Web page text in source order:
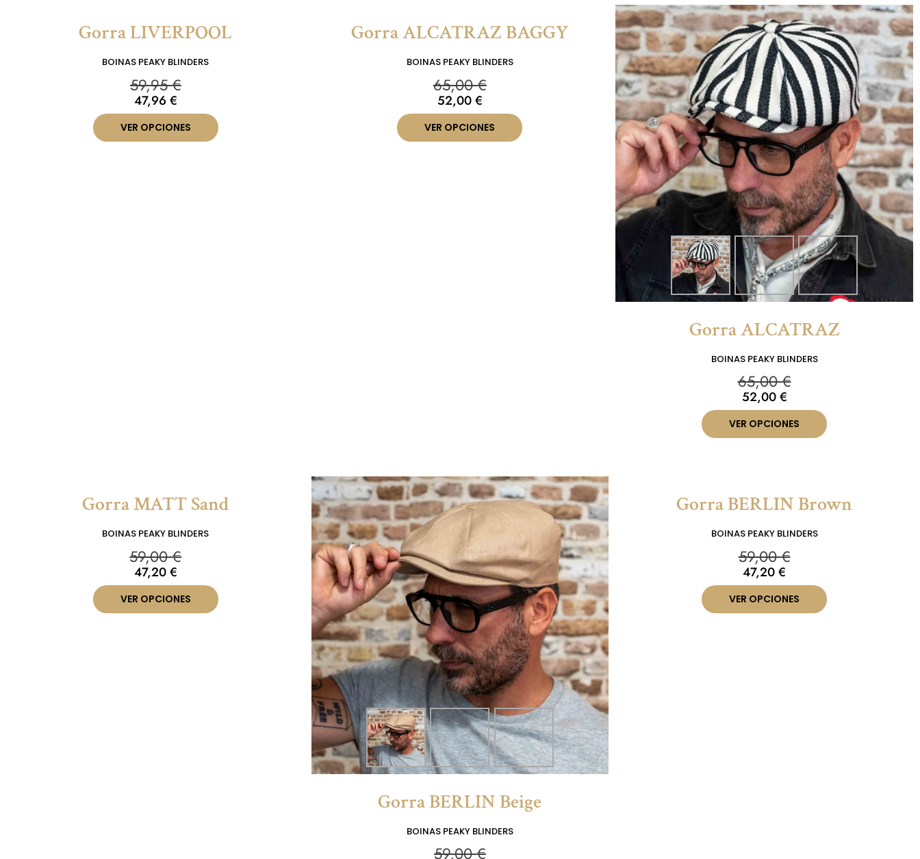
Gorra LIVERPOOL
BOINAS PEAKY BLINDERS
59,95€
47,96€
VER OPCIONES
Gorra ALCATRAZ BAGGY
BOINAS PEAKY BLINDERS
65,00€
52,00€
VER OPCIONES
Gorra ALCATRAZ
BOINAS PEAKY BLINDERS
65,00€
52,00€
VER OPCIONES
Gorra MATT Sand
BOINAS PEAKY BLINDERS
59,00€
47,20€
VER OPCIONES
Gorra BERLIN Beige
BOINAS PEAKY BLINDERS
59,00€
Gorra BERLIN Brown
BOINAS PEAKY BLINDERS
59,00€
47,20€
VER OPCIONES